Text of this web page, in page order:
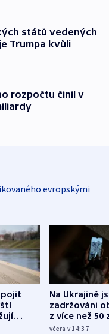
států vedených
Trumpa kvůli
rozpočtu činil v
evropskými
Na Ukrajině
zadržováni
z více než 50
Bojovali na
včera v 14:37